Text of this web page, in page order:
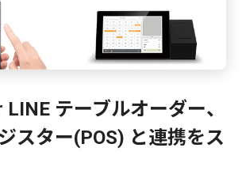
テーブルオーダー、
スター(POS) と連携をス